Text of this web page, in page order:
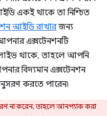
একই থাকে তা নিশ্চিত
আইডি রাখারজন্য
এক্সটেনশনটি
থাকে, তাহলে আপনি
বিদ্যমান এক্সটেনশন
করতে পারেন৷
না করেন, তাহলে আনপ্যাক করা